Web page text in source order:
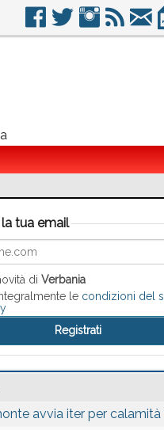
tua email
diVerbania
le condizioni del
avvia iter per